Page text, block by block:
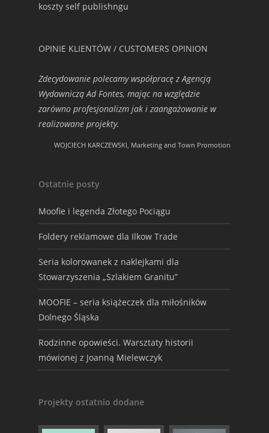
koszty self publishngu
OPINIE KLIENTÓW / CUSTOMERS OPINION
Zdecydowanie polecamy współpracę z Agencją
Wydawniczą Ad Fontes, mając na względzie
zarówno profesjonalizm jak i zaangażowanie w
realizowane projekty.
WOJCIECH KARCZEWSKI, Marketing and Town Promotion
Ostatnie posty
Moofie i legenda Złotego Pociągu
Foldery reklamowe dla Ilkow Trade
Seria kolorowanek z naklejkami dla
Stowarzyszenia „Szlakiem Granitu”
MOOFIE – seria książeczek dla miłośników
Dolnego Śląska
Rodzinne opowieści. Warsztaty historii
mówionej z Joanną Mielewczyk
Projekty ostatnio dodane